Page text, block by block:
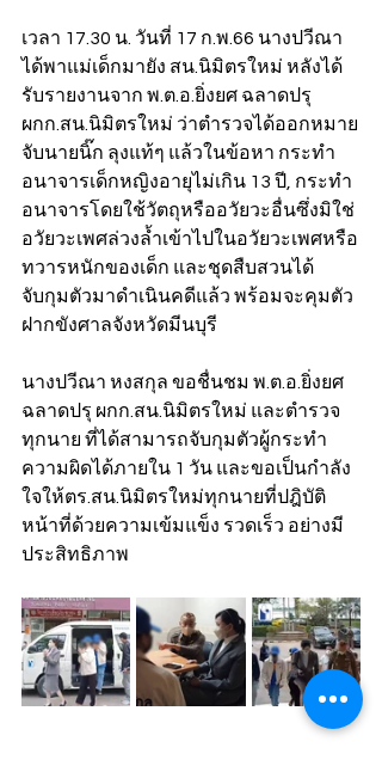
เวลา 17.30 น. วันที่ 17 ก.พ.66 นางปวีณา
ได้พาแม่เด็กมายัง สน.นิมิตรใหม่ หลังได้
รับรายงานจาก พ.ต.อ.ยิ่งยศ ฉลาดปรุ
ผกก.สน.นิมิตรใหม่ ว่าตำรวจได้ออกหมาย
จับนายนิ๊ก ลุงแท้ๆ แล้วในข้อหา กระทำ
อนาจารเด็กหญิงอายุไม่เกิน 13 ปี, กระทำ
อนาจารโดยใช้วัตถุหรืออวัยวะอื่นซึ่งมิใช่
อวัยวะเพศล่วงล้ำเข้าไปในอวัยวะเพศหรือ
ทวารหนักของเด็ก และชุดสืบสวนได้
จับกุมตัวมาดำเนินคดีแล้ว พร้อมจะคุมตัว
ฝากขังศาลจังหวัดมีนบุรี
นางปวีณา หงสกุล ขอชื่นชม พ.ต.อ.ยิ่งยศ
ฉลาดปรุ ผกก.สน.นิมิตรใหม่ และตำรวจ
ทุกนาย ที่ได้สามารถจับกุมตัวผู้กระทำ
ความผิดได้ภายใน 1 วัน และขอเป็นกำลัง
ใจให้ตร.สน.นิมิตรใหม่ทุกนายที่ปฎิบัติ
หน้าที่ด้วยความเข้มแข็ง รวดเร็ว อย่างมี
ประสิทธิภาพ